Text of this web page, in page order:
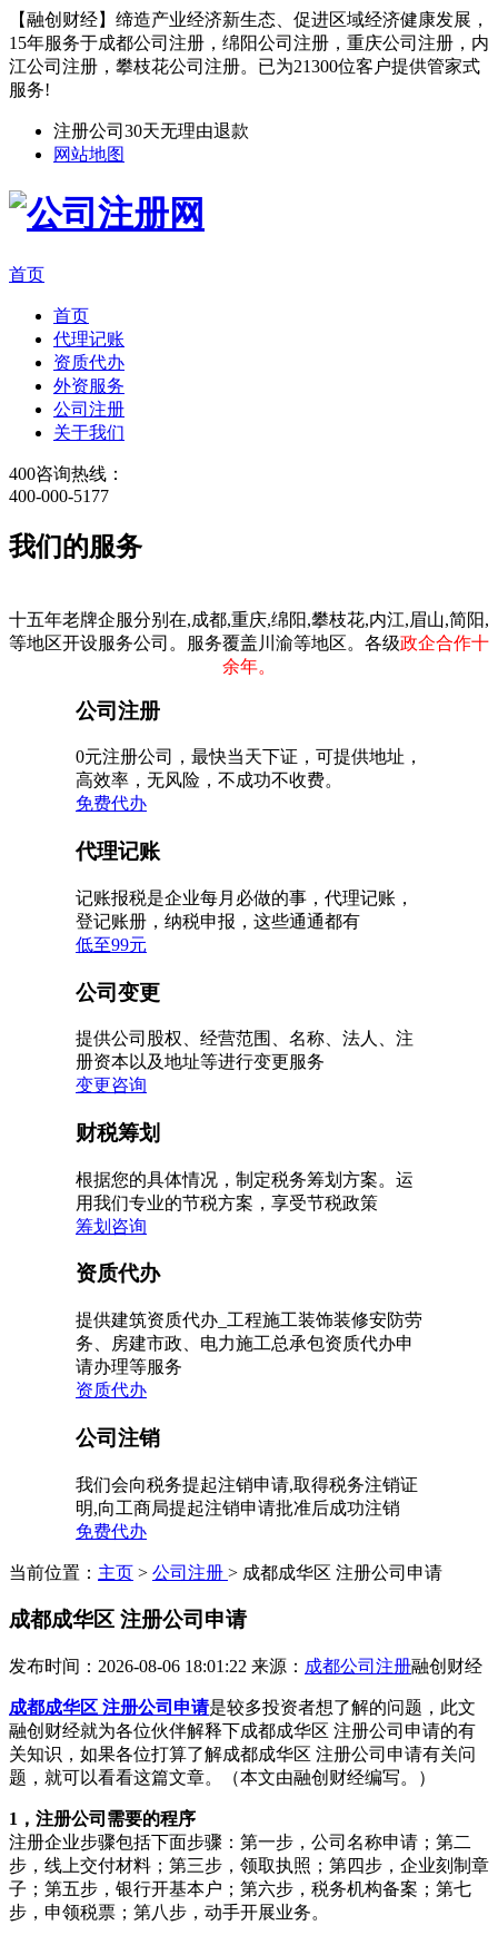
【融创财经】缔造产业经济新生态、促进区域经济健康发展，
15年服务于成都公司注册，绵阳公司注册，重庆公司注册，内
江公司注册，攀枝花公司注册。已为21300位客户提供管家式
服务!
注册公司30天无理由退款
网站地图
首页
首页
代理记账
资质代办
外资服务
公司注册
关于我们
400咨询热线：
400-000-5177
我们的服务
十五年老牌企服分别在,成都,重庆,绵阳,攀枝花,内江,眉山,简阳,
等地区开设服务公司。服务覆盖川渝等地区。各级政企合作十
余年。
公司注册
0元注册公司，最快当天下证，可提供地址，
高效率，无风险，不成功不收费。
免费代办
代理记账
记账报税是企业每月必做的事，代理记账，
登记账册，纳税申报，这些通通都有
低至99元
公司变更
提供公司股权、经营范围、名称、法人、注
册资本以及地址等进行变更服务
变更咨询
财税筹划
根据您的具体情况，制定税务筹划方案。运
用我们专业的节税方案，享受节税政策
筹划咨询
资质代办
提供建筑资质代办_工程施工装饰装修安防劳
务、房建市政、电力施工总承包资质代办申
请办理等服务
资质代办
公司注销
我们会向税务提起注销申请,取得税务注销证
明,向工商局提起注销申请批准后成功注销
免费代办
当前位置： 主页 > 公司注册 > 成都成华区 注册公司申请
成都成华区 注册公司申请
发布时间：2026-08-06 18:01:22 来源： 成都公司注册融创财经
成都成华区 注册公司申请是较多投资者想了解的问题，此文
融创财经就为各位伙伴解释下成都成华区 注册公司申请的有
关知识，如果各位打算了解成都成华区 注册公司申请有关问
题，就可以看看这篇文章。（本文由融创财经编写。）
1，注册公司需要的程序
注册企业步骤包括下面步骤：第一步，公司名称申请；第二
步，线上交付材料；第三步，领取执照；第四步，企业刻制章
子；第五步，银行开基本户；第六步，税务机构备案；第七
步，申领税票；第八步，动手开展业务。